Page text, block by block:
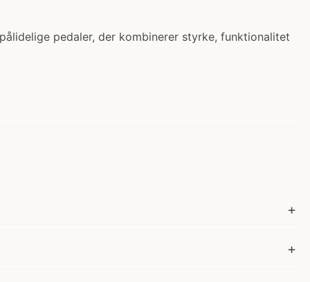
pedaler, der kombinerer styrke, funktionalitet